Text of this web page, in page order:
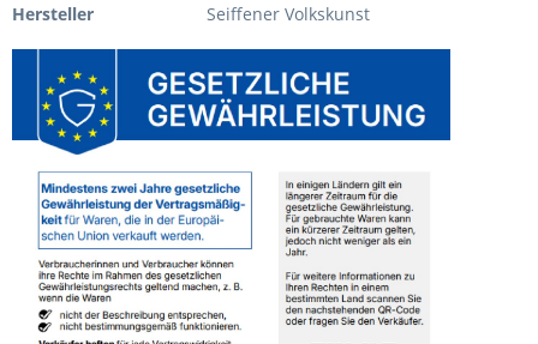
Hersteller
Seiffener Volkskunst